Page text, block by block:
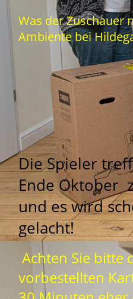
Was der Zuschauer
Ambiente bei
Die Spieler
Ende Oktober
und es wird
gelacht!
Achten Sie
vorbestellten